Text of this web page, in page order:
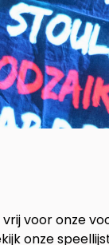
voor onze
onze